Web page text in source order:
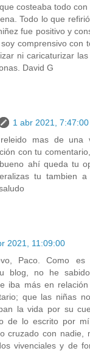
costeaba todo
Todo lo que
fue positivo y
comprensivo con
ni caricaturizar
David G
1 abr 2021, 7:47:00
mas de una
con tu
ahí queda tu
tu tambien
2021, 11:09:00
Paco. Como
blog, no he
iba más en
que las niñas
la vida por su
de lo escrito por
cruzado con nadie,
vivenciales y de